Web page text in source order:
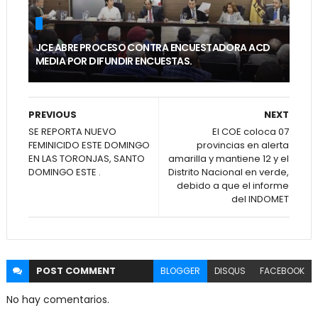
JCE ABRE PROCESO CONTRA ENCUESTADORA ACD
MEDIA POR DIFUNDIR ENCUESTAS.
NEXT
El COE coloca 07
provincias en alerta
amarilla y mantiene 12 y el
Distrito Nacional en verde,
debido a que el informe
del INDOMET
PREVIOUS
SE REPORTA NUEVO
FEMINICIDO ESTE DOMINGO
EN LAS TORONJAS, SANTO
DOMINGO ESTE .
POST COMMENT BLOGGER DISQUS FACEBOOK
No hay comentarios.